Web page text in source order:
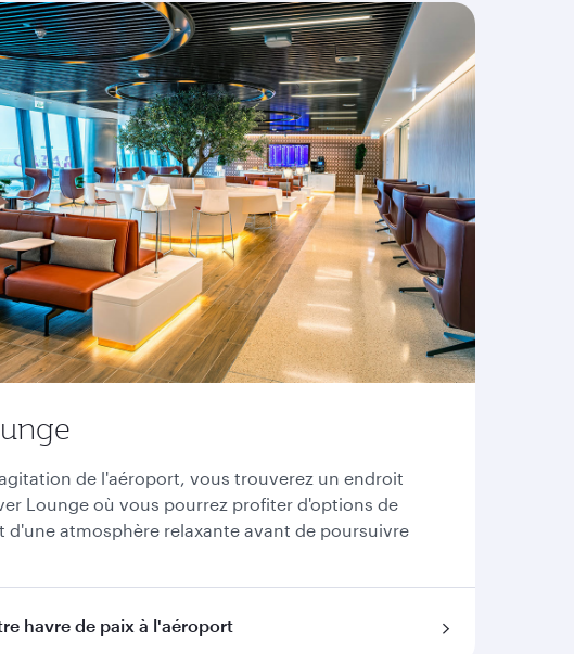
de l'aéroport, vous trouverez un endroit
Lounge où vous pourrez profiter d'options de
d'une atmosphère relaxante avant de poursuivre
havre de paix à l'aéroport